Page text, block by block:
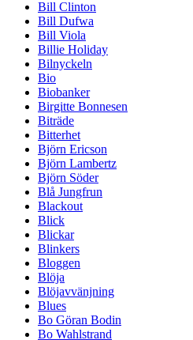
Bill Clinton
Bill Dufwa
Bill Viola
Billie Holiday
Bilnyckeln
Bio
Biobanker
Birgitte Bonnesen
Biträde
Bitterhet
Björn Ericson
Björn Lambertz
Björn Söder
Blå Jungfrun
Blackout
Blick
Blickar
Blinkers
Bloggen
Blöja
Blöjavvänjning
Blues
Bo Göran Bodin
Bo Wahlstrand